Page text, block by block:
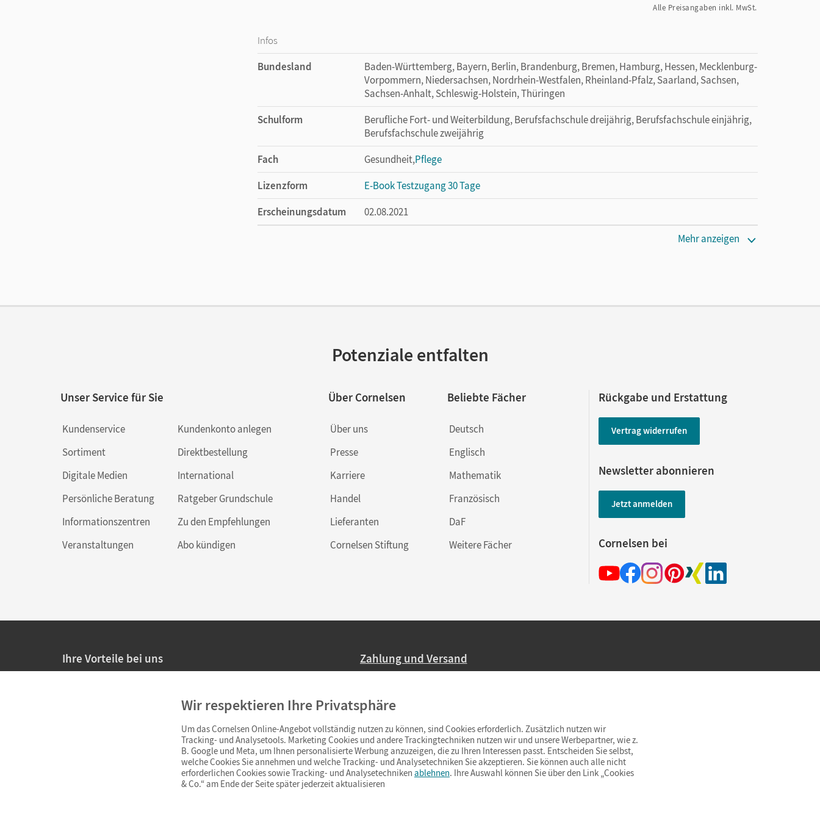
Alle Preisangaben inkl. MwSt.
Infos
Bundesland
Baden-Württemberg, Bayern, Berlin, Brandenburg, Bremen, Hamburg, Hessen, Mecklenburg-
Vorpommern, Niedersachsen, Nordrhein-Westfalen, Rheinland-Pfalz, Saarland, Sachsen,
Sachsen-Anhalt, Schleswig-Holstein, Thüringen
Schulform
Berufliche Fort- und Weiterbildung, Berufsfachschule dreijährig, Berufsfachschule einjährig,
Berufsfachschule zweijährig
Fach
Gesundheit,Pflege
Lizenzform
E-Book Testzugang 30 Tage
Erscheinungsdatum
02.08.2021
Mehr anzeigen
Potenziale entfalten
Unser Service für Sie
Kundenservice
Sortiment
Digitale Medien
Persönliche Beratung
Informationszentren
Veranstaltungen
Kundenkonto anlegen
Direktbestellung
International
Ratgeber Grundschule
Zu den Empfehlungen
Abo kündigen
Über Cornelsen
Über uns
Presse
Karriere
Handel
Lieferanten
Cornelsen Stiftung
Beliebte Fächer
Deutsch
Englisch
Mathematik
Französisch
DaF
Weitere Fächer
Rückgabe und Erstattung
Vertrag widerrufen
Newsletter abonnieren
Jetzt anmelden
Cornelsen bei
Ihre Vorteile bei uns
Persönliche Angebote für Lehrkräfte
Sicheres Einkaufen mit SSL-Verschlüsselung
Widerrufsfristvon 4 Wochen
Schnelle und einfache Retourenabwicklung
Zahlung und Versand
Ab 59,– EUR Bestellwert liefern wir versandkostenfrei innerhalb Deutschlands
(Lieferung in 3–6 Tagen).
Wir respektieren Ihre Privatsphäre
Um das Cornelsen Online-Angebot vollständig nutzen zu können, sind Cookies erforderlich. Zusätzlich nutzen wir
Tracking- und Analysetools. Marketing Cookies und andere Trackingtechniken nutzen wir und unsere Werbepartner, wie z.
B. Google und Meta, um Ihnen personalisierte Werbung anzuzeigen, die zu Ihren Interessen passt. Entscheiden Sie selbst,
welche Cookies Sie annehmen und welche Tracking- und Analysetechniken Sie akzeptieren. Sie können auch alle nicht
erforderlichen Cookies sowie Tracking- und Analysetechniken ablehnen. Ihre Auswahl können Sie über den Link „Cookies
& Co.“ am Ende der Seite später jederzeit aktualisieren